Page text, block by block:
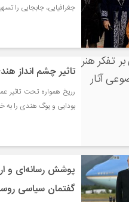
جغرافیایی، جابجایی را
تاثیر چشم انداز
رریخ همواره تحت تاثیر
بودایی و یوگ هندی را به
پوشش رسانه‌ای و
گفتمان سیاسی